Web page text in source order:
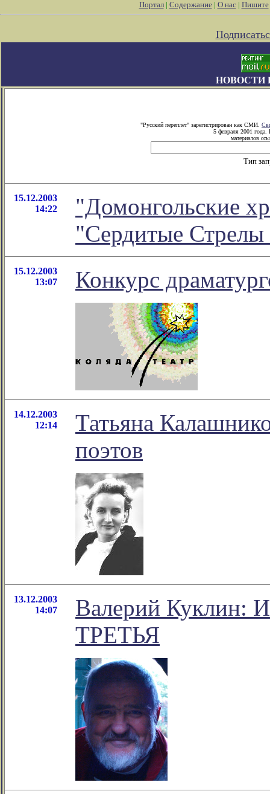
Портал| Содержание| О нас| Пишите
НОВОСТИ
"Русский переплет" зарегистрирован как СМИ.
5 февраля 2001 года.
материалов
Тип
15.12.2003
14:22
"Домонгольские
"Сердитые
15.12.2003
13:07
Конкурс
14.12.2003
12:14
Татьяна
поэтов
13.12.2003
14:07
Валерий
ТРЕТЬЯ